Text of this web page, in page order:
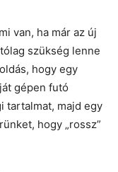
van, ha már az új
szükség lenne
hogy egy
gépen futó
tartalmat, majd egy
hogy „rossz”